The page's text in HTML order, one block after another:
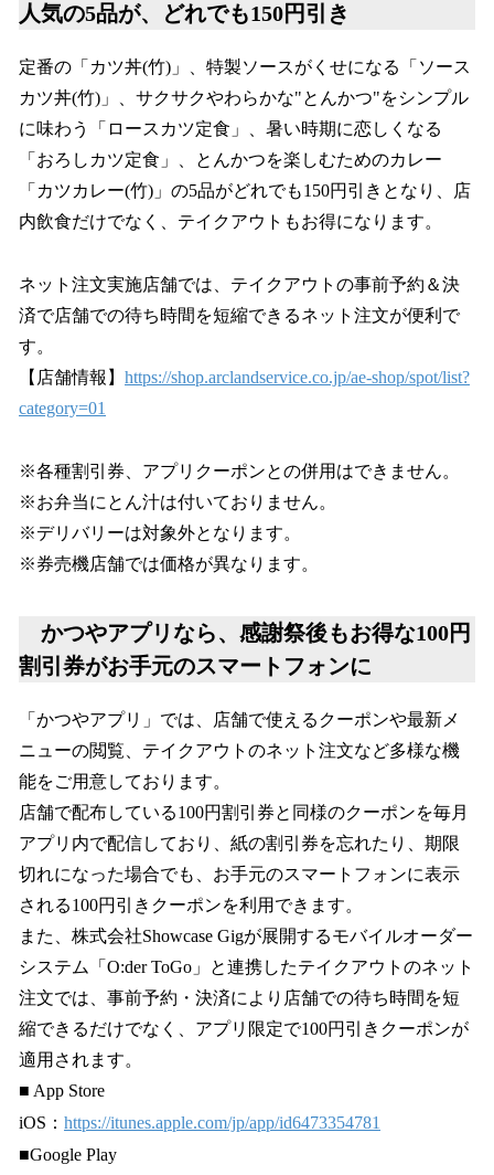
人気の5品が、どれでも150円引き
定番の「カツ丼(竹)」、特製ソースがくせになる「ソース
カツ丼(竹)」、サクサクやわらかな"とんかつ"をシンプル
に味わう「ロースカツ定食」、暑い時期に恋しくなる
「おろしカツ定食」、とんかつを楽しむためのカレー
「カツカレー(竹)」の5品がどれでも150円引きとなり、店
内飲食だけでなく、テイクアウトもお得になります。
ネット注文実施店舗では、テイクアウトの事前予約＆決
済で店舗での待ち時間を短縮できるネット注文が便利で
す。
【店舗情報】 https://shop.arclandservice.co.jp/ae-shop/spot/list?
category=01
※各種割引券、アプリクーポンとの併用はできません。
※お弁当にとん汁は付いておりません。
※デリバリーは対象外となります。
※券売機店舗では価格が異なります。
かつやアプリなら、感謝祭後もお得な100円
割引券がお手元のスマートフォンに
「かつやアプリ」では、店舗で使えるクーポンや最新メ
ニューの閲覧、テイクアウトのネット注文など多様な機
能をご用意しております。
店舗で配布している100円割引券と同様のクーポンを毎月
アプリ内で配信しており、紙の割引券を忘れたり、期限
切れになった場合でも、お手元のスマートフォンに表示
される100円引きクーポンを利用できます。
また、株式会社Showcase Gigが展開するモバイルオーダー
システム「O:der ToGo」と連携したテイクアウトのネット
注文では、事前予約・決済により店舗での待ち時間を短
縮できるだけでなく、アプリ限定で100円引きクーポンが
適用されます。
■ App Store
iOS： https://itunes.apple.com/jp/app/id6473354781
■Google Play